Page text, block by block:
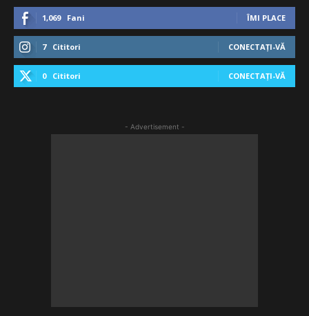
1,069 Fani ÎMI PLACE
7 Cititori CONECTAȚI-VĂ
0 Cititori CONECTAȚI-VĂ
- Advertisement -